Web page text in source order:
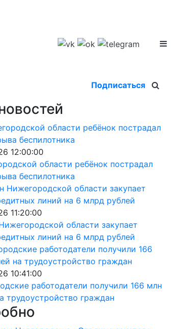
Подписаться
12:00:00
области ребёнок пострадал
беспилотника
11:20:00
области закупает
линий на 6 млрд рублей
10:41:00
работодатели получили 166 млн
трудоустройство граждан